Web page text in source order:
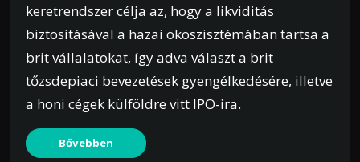
keretrendszer célja az, hogy a likviditás
biztosításával a hazai ökoszisztémában tartsa a
brit vállalatokat, így adva választ a brit
tőzsdepiaci bevezetések gyengélkedésére, illetve
a honi cégek külföldre vitt IPO-ira.
Bővebben